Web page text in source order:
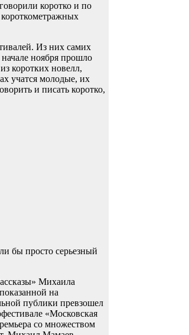
коротко и по
короткометражных
Из них самих
ноября прошло
коротких новелл,
учатся молодые, их
и писать коротко,
бы просто серьезный
Михаила
на
публики превзошел
«Московская
со множеством